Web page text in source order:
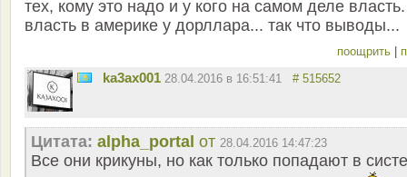
тех, кому это надо и у кого на самом деле
власть в америке у дорллара... так что выводы...
поощрить
ka3ax001 28.04.2016 в 16:51:41 # 515652
Цитата: alpha_portal от 28.04.2016 14:47:23
Все они крикуны, но как только попадают в